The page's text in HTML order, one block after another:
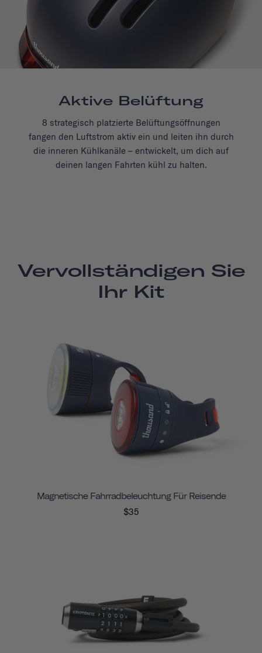
Aktive Belüftung
8 strategisch platzierte Belüftungsöffnungen
fangen den Luftstrom aktiv ein und leiten ihn durch
die inneren Kühlkanäle – entwickelt, um dich auf
deinen langen Fahrten kühl zu halten.
Vervollständigen Sie
Ihr Kit
Magnetische Fahrradbeleuchtung Für Reisende
$35